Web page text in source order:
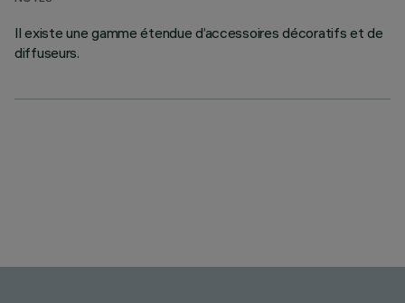
Il existe une gamme étendue d’accessoires décoratifs et de
diffuseurs.